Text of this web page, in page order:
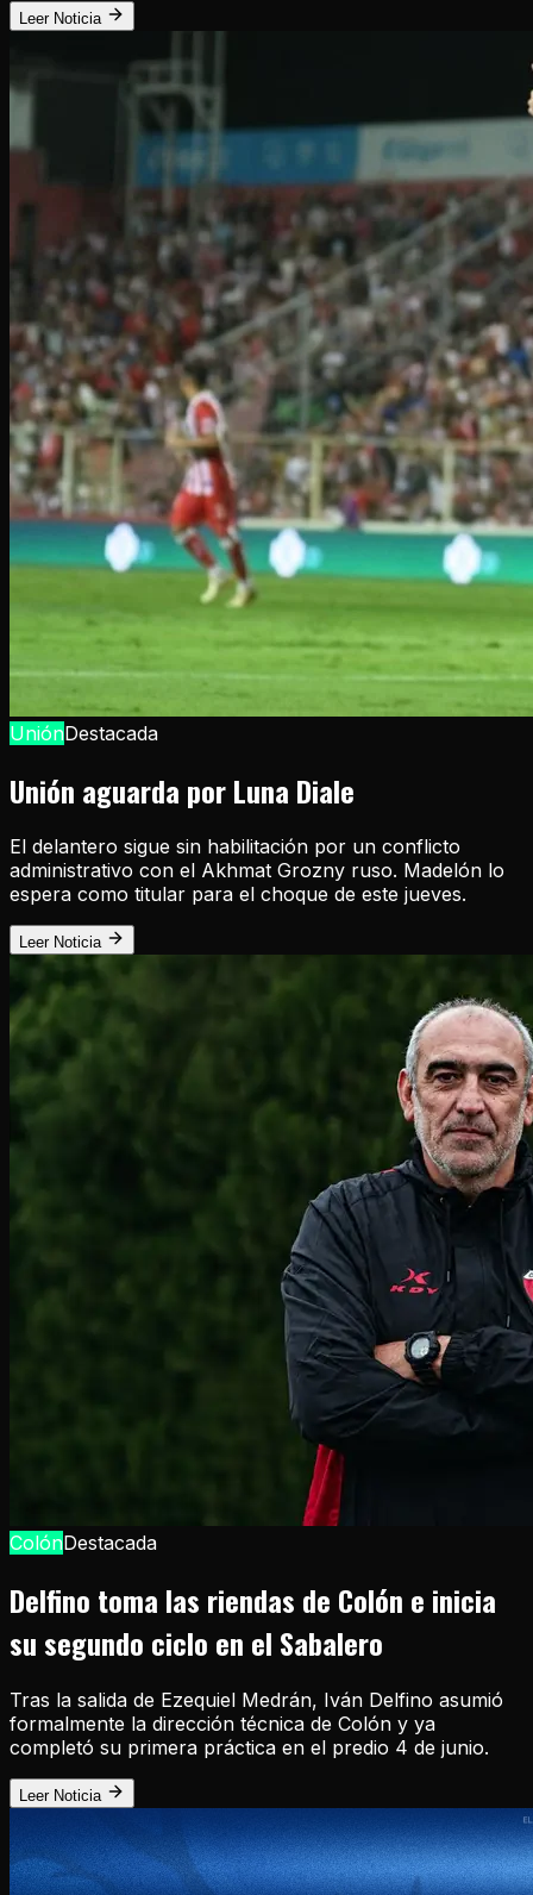
Leer Noticia
UniónDestacada
Unión aguarda por Luna Diale
El delantero sigue sin habilitación por un conflicto
administrativo con el Akhmat Grozny ruso. Madelón lo
espera como titular para el choque de este jueves.
Leer Noticia
ColónDestacada
Delfino toma las riendas de Colón e inicia
su segundo ciclo en el Sabalero
Tras la salida de Ezequiel Medrán, Iván Delfino asumió
formalmente la dirección técnica de Colón y ya
completó su primera práctica en el predio 4 de junio.
Leer Noticia